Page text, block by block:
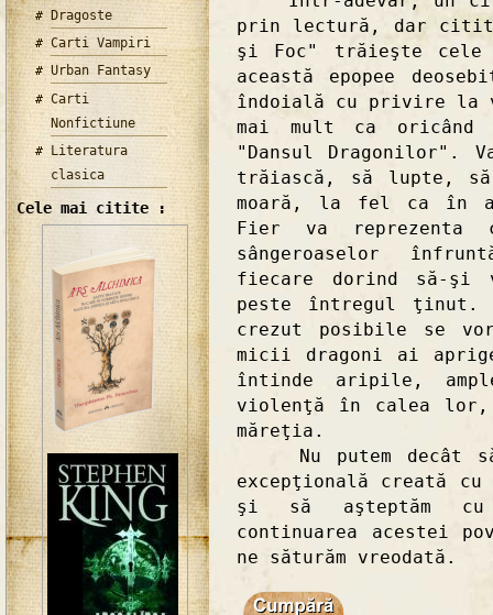
Dragoste
Carti Vampiri
Urban Fantasy
Carti
Nonfictiune
Literatura
clasica
Cele mai citite :
prin lectură, dar
şi Foc" trăieşte
această epopee
îndoială cu privire la
mai mult ca oricând
"Dansul Dragonilor".
trăiască, să lupte, să
moară, la fel ca în
Fier va reprezenta
sângeroaselor
fiecare dorind să-şi
peste întregul ţinut.
crezut posibile se
micii dragoni ai
întinde aripile,
violenţă în calea lor,
măreţia.
Nu putem decât să
excepţională creată cu
şi să aşteptăm
continuarea acestei
ne săturăm vreodată.